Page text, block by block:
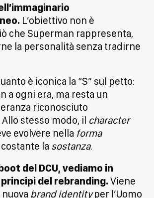
L’obiettivo non è
che Superman rappresenta,
la personalità senza tradirne
è iconica la “S” sul petto:
a ogni era, ma resta un
riconosciuto
stesso modo, il character
evolvere nella forma
la sostanza.
del DCU, vediamo in
del rebranding.Viene
brand identityper l’Uomo